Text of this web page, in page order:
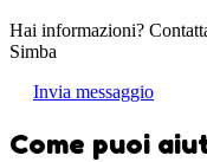
Hai informazioni?
Simba
Invia messaggio
Come puoi